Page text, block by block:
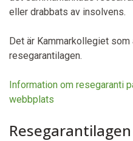
eller drabbats av insolvens.
Det är Kammarkollegiet
resegarantilagen.
Information om resegaranti
webbplats